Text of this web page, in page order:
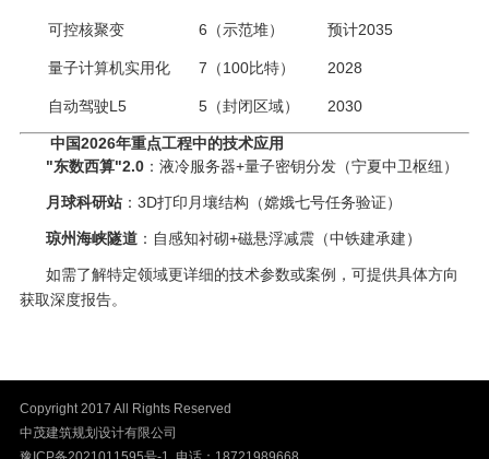
可控核聚变 6（示范堆） 预计2035
量子计算机实用化 7（100比特） 2028
自动驾驶L5 5（封闭区域） 2030
中国2026年重点工程中的技术应用
"东数西算"2.0‌：液冷服务器+量子密钥分发（宁夏中卫枢纽）
月球科研站‌：3D打印月壤结构（嫦娥七号任务验证）
琼州海峡隧道‌：自感知衬砌+磁悬浮减震（中铁建承建）
如需了解特定领域更详细的技术参数或案例，可提供具体方向
获取深度报告。
Copyright 2017 All Rights Reserved
中茂建筑规划设计有限公司